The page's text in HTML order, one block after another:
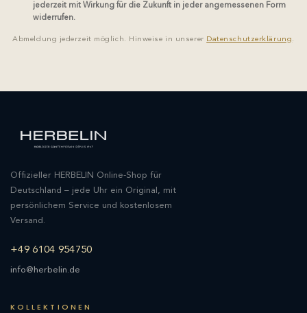
jederzeit mit Wirkung für die Zukunft in jeder angemessenen Form
widerrufen.
Abmeldung jederzeit möglich. Hinweise in unserer Datenschutzerklärung.
Offizieller HERBELIN Online-Shop für
Deutschland – jede Uhr ein Original, mit
persönlichem Service und kostenlosem
Versand.
+49 6104 954750
info@herbelin.de
KOLLEKTIONEN